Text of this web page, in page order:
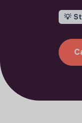
💡